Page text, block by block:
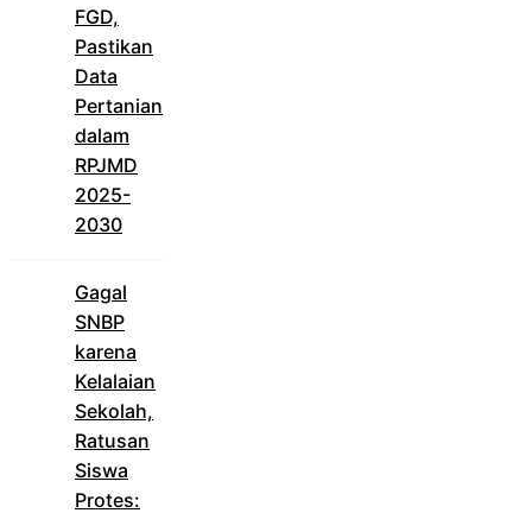
FGD,
Pastikan
Data
Pertanian
dalam
RPJMD
2025-
2030
Gagal
SNBP
karena
Kelalaian
Sekolah,
Ratusan
Siswa
Protes: